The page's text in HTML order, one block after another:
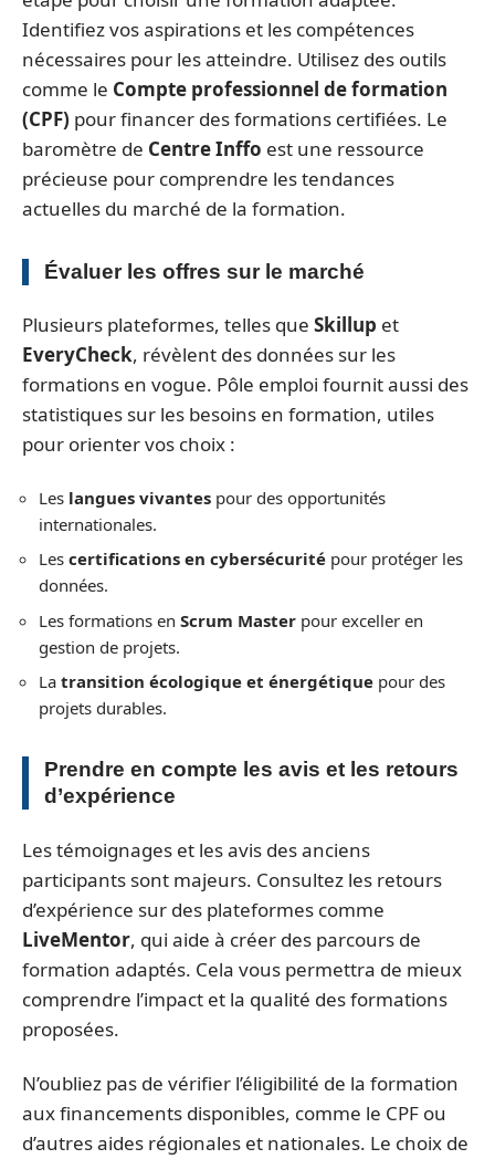
Identifiez vos aspirations et les compétences
nécessaires pour les atteindre. Utilisez des outils
comme le Compte professionnel de formation
(CPF) pour financer des formations certifiées. Le
baromètre de Centre Inffo est une ressource
précieuse pour comprendre les tendances
actuelles du marché de la formation.
Évaluer les offres sur le marché
Plusieurs plateformes, telles que Skillup et
EveryCheck, révèlent des données sur les
formations en vogue. Pôle emploi fournit aussi des
statistiques sur les besoins en formation, utiles
pour orienter vos choix :
Les langues vivantes pour des opportunités
internationales.
Les certifications en cybersécurité pour protéger les
données.
Les formations en Scrum Master pour exceller en
gestion de projets.
La transition écologique et énergétique pour des
projets durables.
Prendre en compte les avis et les retours
d’expérience
Les témoignages et les avis des anciens
participants sont majeurs. Consultez les retours
d’expérience sur des plateformes comme
LiveMentor, qui aide à créer des parcours de
formation adaptés. Cela vous permettra de mieux
comprendre l’impact et la qualité des formations
proposées.
N’oubliez pas de vérifier l’éligibilité de la formation
aux financements disponibles, comme le CPF ou
d’autres aides régionales et nationales. Le choix de